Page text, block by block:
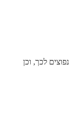
לכך, וכן